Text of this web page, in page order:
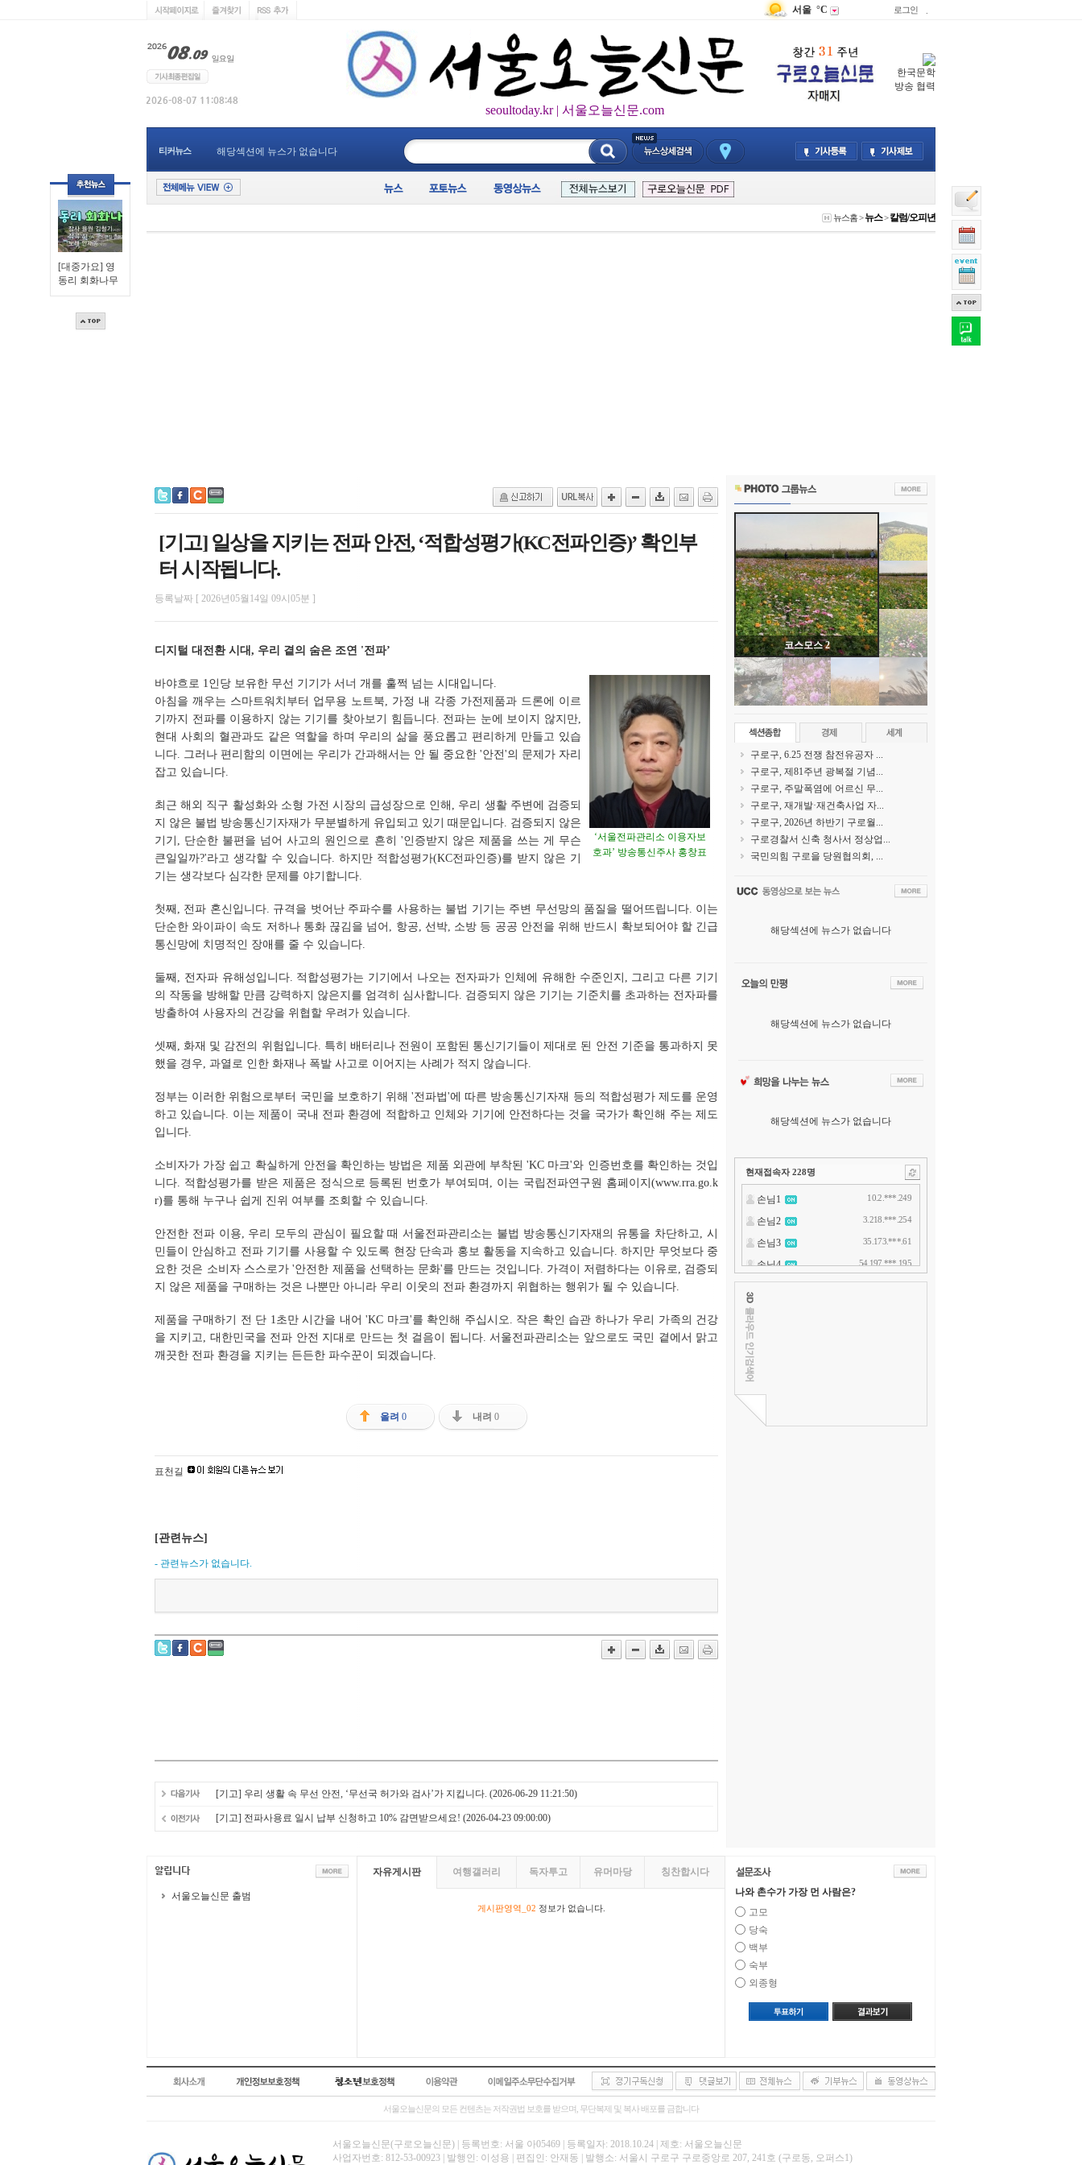
[대중가요] 영
동리 회화나무
서울 °C 로그인
seoultoday.kr | 서울오늘신문.com
한국문학
방송 협력
티커뉴스 해당섹션에 뉴스가 없습니다
뉴스홈>뉴스>칼럼/오피년
[기고] 일상을 지키는 전파 안전, ‘적합성평가(KC전파인증)’ 확인부
터 시작됩니다.
등록날짜 [ 2026년05월14일 09시05분 ]
디지털 대전환 시대, 우리 곁의 숨은 조연 '전파’
‘서울전파관리소 이용자보
호과’ 방송통신주사 홍창표
바야흐로 1인당 보유한 무선 기기가 서너 개를 훌쩍 넘는 시대입니다.
아침을 깨우는 스마트워치부터 업무용 노트북, 가정 내 각종 가전제품과 드론에 이르
기까지 전파를 이용하지 않는 기기를 찾아보기 힘듭니다. 전파는 눈에 보이지 않지만,
현대 사회의 혈관과도 같은 역할을 하며 우리의 삶을 풍요롭고 편리하게 만들고 있습
니다. 그러나 편리함의 이면에는 우리가 간과해서는 안 될 중요한 '안전'의 문제가 자리
잡고 있습니다.
최근 해외 직구 활성화와 소형 가전 시장의 급성장으로 인해, 우리 생활 주변에 검증되
지 않은 불법 방송통신기자재가 무분별하게 유입되고 있기 때문입니다. 검증되지 않은
기기, 단순한 불편을 넘어 사고의 원인으로 흔히 '인증받지 않은 제품을 쓰는 게 무슨
큰일일까?'라고 생각할 수 있습니다. 하지만 적합성평가(KC전파인증)를 받지 않은 기
기는 생각보다 심각한 문제를 야기합니다.
첫째, 전파 혼신입니다. 규격을 벗어난 주파수를 사용하는 불법 기기는 주변 무선망의 품질을 떨어뜨립니다. 이는
단순한 와이파이 속도 저하나 통화 끊김을 넘어, 항공, 선박, 소방 등 공공 안전을 위해 반드시 확보되어야 할 긴급
통신망에 치명적인 장애를 줄 수 있습니다.
둘째, 전자파 유해성입니다. 적합성평가는 기기에서 나오는 전자파가 인체에 유해한 수준인지, 그리고 다른 기기
의 작동을 방해할 만큼 강력하지 않은지를 엄격히 심사합니다. 검증되지 않은 기기는 기준치를 초과하는 전자파를
방출하여 사용자의 건강을 위협할 우려가 있습니다.
셋째, 화재 및 감전의 위험입니다. 특히 배터리나 전원이 포함된 통신기기들이 제대로 된 안전 기준을 통과하지 못
했을 경우, 과열로 인한 화재나 폭발 사고로 이어지는 사례가 적지 않습니다.
정부는 이러한 위험으로부터 국민을 보호하기 위해 '전파법'에 따른 방송통신기자재 등의 적합성평가 제도를 운영
하고 있습니다. 이는 제품이 국내 전파 환경에 적합하고 인체와 기기에 안전하다는 것을 국가가 확인해 주는 제도
입니다.
소비자가 가장 쉽고 확실하게 안전을 확인하는 방법은 제품 외관에 부착된 'KC 마크'와 인증번호를 확인하는 것입
니다. 적합성평가를 받은 제품은 정식으로 등록된 번호가 부여되며, 이는 국립전파연구원 홈페이지(www.rra.go.k
r)를 통해 누구나 쉽게 진위 여부를 조회할 수 있습니다.
안전한 전파 이용, 우리 모두의 관심이 필요할 때 서울전파관리소는 불법 방송통신기자재의 유통을 차단하고, 시
민들이 안심하고 전파 기기를 사용할 수 있도록 현장 단속과 홍보 활동을 지속하고 있습니다. 하지만 무엇보다 중
요한 것은 소비자 스스로가 '안전한 제품을 선택하는 문화'를 만드는 것입니다. 가격이 저렴하다는 이유로, 검증되
지 않은 제품을 구매하는 것은 나뿐만 아니라 우리 이웃의 전파 환경까지 위협하는 행위가 될 수 있습니다.
제품을 구매하기 전 단 1초만 시간을 내어 'KC 마크'를 확인해 주십시오. 작은 확인 습관 하나가 우리 가족의 건강
을 지키고, 대한민국을 전파 안전 지대로 만드는 첫 걸음이 됩니다. 서울전파관리소는 앞으로도 국민 곁에서 맑고
깨끗한 전파 환경을 지키는 든든한 파수꾼이 되겠습니다.
올려 0 내려 0
표천길
[관련뉴스]
- 관련뉴스가 없습니다.
[기고] 우리 생활 속 무선 안전, ‘무선국 허가와 검사’가 지킵니다. (2026-06-29 11:21:50)
[기고] 전파사용료 일시 납부 신청하고 10% 감면받으세요! (2026-04-23 09:00:00)
코스모스 1
구로구, 6.25 전쟁 참전유공자 ...
구로구, 제81주년 광복절 기념...
구로구, 주말폭염에 어르신 무...
구로구, 재개발·재건축사업 자...
구로구, 2026년 하반기 구로월...
구로경찰서 신축 청사서 정상업...
국민의힘 구로을 당원협의회, ...
해당섹션에 뉴스가 없습니다
해당섹션에 뉴스가 없습니다
해당섹션에 뉴스가 없습니다
현재접속자 228명
서울오늘신문 출범
자유게시판 여행갤러리 독자투고 유머마당 칭찬합시다
게시판영역_02 정보가 없습니다.
나와 촌수가 가장 먼 사람은?
고모
당숙
백부
숙부
외종형
서울오늘신문의 모든 컨텐츠는 저작권법 보호를 받으며, 무단복제 및 복사 배포를 금합니다
서울오늘신문(구로오늘신문) | 등록번호: 서울 아05469 | 등록일자: 2018.10.24 | 제호: 서울오늘신문
사업자번호: 812-53-00923 | 발행인: 이성용 | 편집인: 안재동 | 발행소: 서울시 구로구 구로중앙로 207, 241호 (구로동, 오퍼스1)